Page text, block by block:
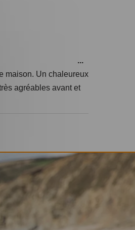
maison. Un chaleureux
agréables avant et
...